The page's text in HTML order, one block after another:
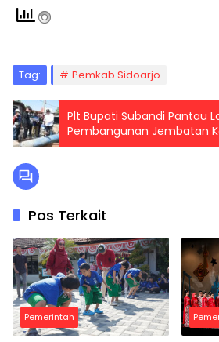
Tag: Pemkab Sidoarjo
Plt Bupati Subandi Pantau
Pembangunan Jembatan
Pos Terkait
Pemerintah